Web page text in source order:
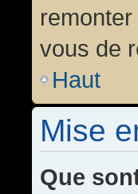
vous de
Haut
Mise
Que